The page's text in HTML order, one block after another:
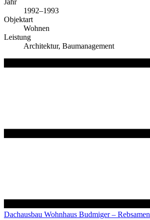
Jahr
1992–1993
Objektart
Wohnen
Leistung
Architektur, Baumanagement
Dachausbau Wohnhaus Budmiger – Rebsamen